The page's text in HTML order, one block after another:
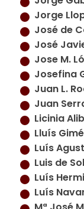
Jorge
José de
José
Jose M.
Josefina
Juan L.
Juan
Licinia
Lluís
Luís
Luis de
Luís
Luís